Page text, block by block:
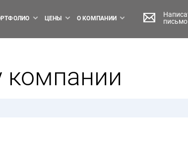
ЦЕНЫ О КОМПАНИИ
письмо
компании